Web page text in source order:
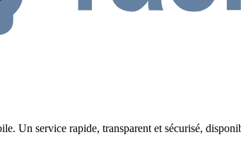
Un service rapide, transparent et sécurisé,